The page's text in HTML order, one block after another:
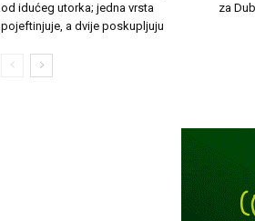
od idućeg utorka; jedna vrsta
pojeftinjuje, a dvije poskupljuju
za